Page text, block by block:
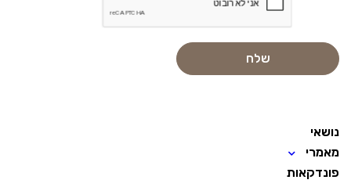
נושאי
מאמרי
פונדקאות